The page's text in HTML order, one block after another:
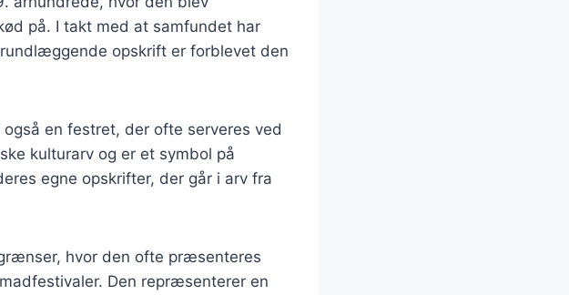
på. I takt med at samfundet har
opskrift er forblevet den
en festret, der ofte serveres ved
kulturarv og er et symbol på
egne opskrifter, der går i arv fra
hvor den ofte præsenteres
Den repræsenterer en